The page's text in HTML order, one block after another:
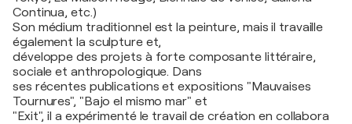
Continua, etc.)
Son médium traditionnel est la peinture, mais il travaille
également la sculpture et,
développe des projets à forte composante littéraire,
sociale et anthropologique. Dans
ses récentes publications et expositions "Mauvaises
Tournures", "Bajo el mismo mar" et
"Exit", il a expérimenté le travail de création en collabora